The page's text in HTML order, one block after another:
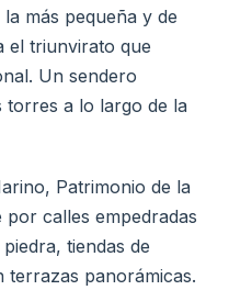
más pequeña y de
el triunvirato que
Un sendero
torres a lo largo de la
Patrimonio de la
calles empedradas
tiendas de
terrazas panorámicas.